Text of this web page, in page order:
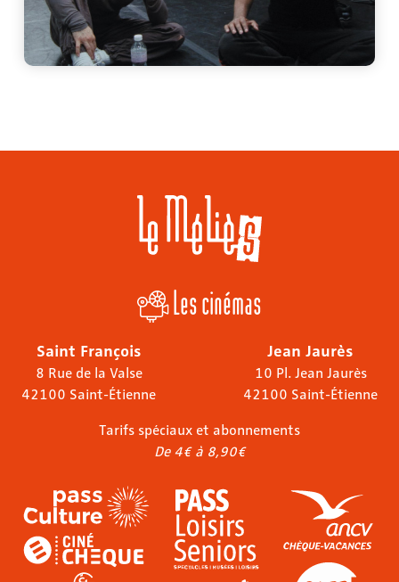
Les cinémas
Saint François
8 Rue de la Valse
42100 Saint-Étienne
Jean Jaurès
10 Pl. Jean Jaurès
42100 Saint-Étienne
Tarifs spéciaux et abonnements
De 4€ à 8,90€